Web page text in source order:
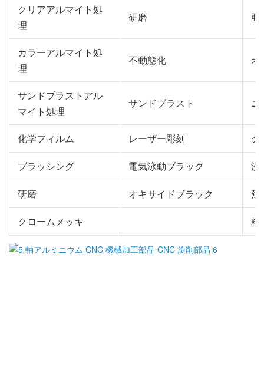
クリアアルマイト処
理
研磨 亜
カラーアルマイト処
理
不動態化 オ
サンドブラストアル
マイト処理
サンドブラスト ニ
化学フィルム レーザー彫刻 ク
ブラッシング 電気泳動ブラック 浸
研磨 オキサイドブラック 熱
クロームメッキ 粉